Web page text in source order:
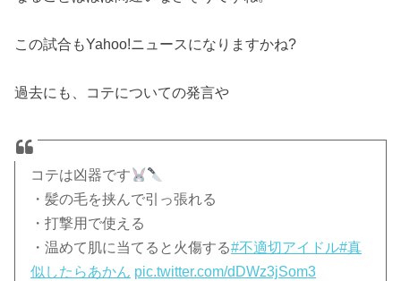
この試合もYahoo!ニュースになりますかね?
過去にも、コテについての発言や
コテは凶器です
・髪の毛を挟んで引っ張れる
・打撃用で使える
・温めて肌に当てると火傷する#不適切アイドル#真
似したらあかん pic.twitter.com/dDWz3jSom3